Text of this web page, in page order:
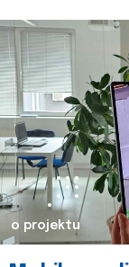
o projektu